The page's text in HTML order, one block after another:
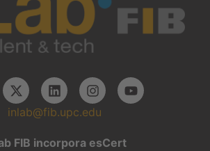
inlab@fib.upc.edu
FIB incorpora esCert